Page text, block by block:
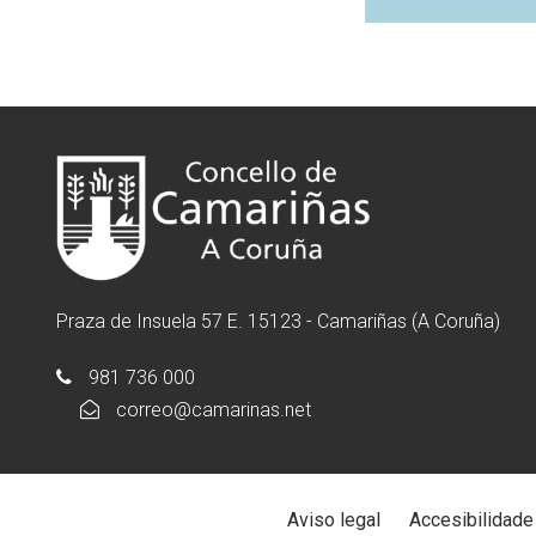
Praza de Insuela 57 E. 15123 - Camariñas (A Coruña)
981 736 000
correo@camarinas.net
Aviso legal Accesibilidade